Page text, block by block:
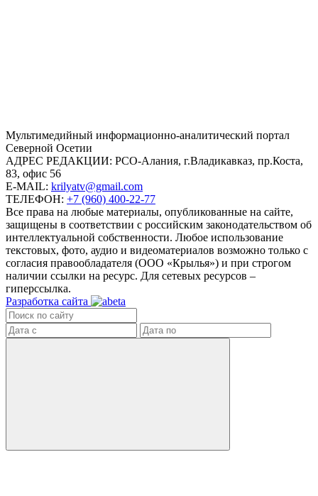
Mультимедийный информационно-аналитический портал
Северной Осетии
АДРЕС РЕДАКЦИИ: РСО-Алания, г.Владикавказ, пр.Коста,
83, офис 56
E-MAIL: krilyatv@gmail.com
ТЕЛЕФОН: +7 (960) 400-22-77
Все права на любые материалы, опубликованные на сайте,
защищены в соответствии с российским законодательством об
интеллектуальной собственности. Любое использование
текстовых, фото, аудио и видеоматериалов возможно только с
согласия правообладателя (ООО «Крылья») и при строгом
наличии ссылки на ресурс. Для сетевых ресурсов –
гиперссылка.
Разработка сайта